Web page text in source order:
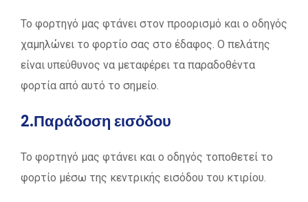
Το φορτηγό μας φτάνει στον προορισμό και ο οδηγός
χαμηλώνει το φορτίο σας στο έδαφος. Ο πελάτης
είναι υπεύθυνος να μεταφέρει τα παραδοθέντα
φορτία από αυτό το σημείο.
2.Παράδοση εισόδου
Το φορτηγό μας φτάνει και ο οδηγός τοποθετεί το
φορτίο μέσω της κεντρικής εισόδου του κτιρίου.